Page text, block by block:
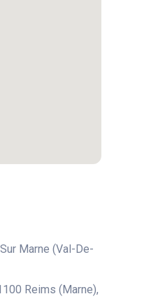
Marne (Val-De-
Reims (Marne),